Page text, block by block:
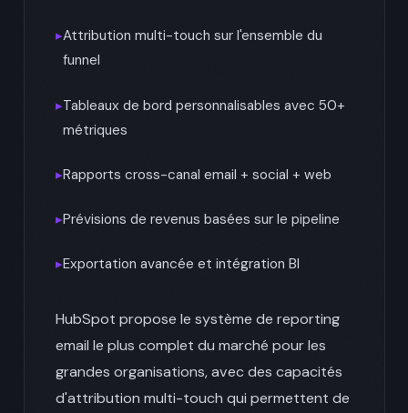
▸Attribution multi-touch sur l'ensemble du
funnel
▸Tableaux de bord personnalisables avec 50+
métriques
▸Rapports cross-canal email + social + web
▸Prévisions de revenus basées sur le pipeline
▸Exportation avancée et intégration BI
HubSpot propose le système de reporting
email le plus complet du marché pour les
grandes organisations, avec des capacités
d'attribution multi-touch qui permettent de